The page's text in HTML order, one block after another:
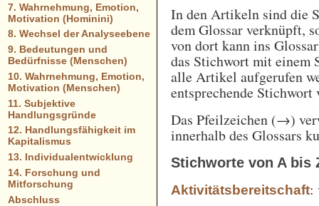
In den Artikeln sind die
dem Glossar verknüpft,
von dort kann ins
das Stichwort mit einem
alle Artikel aufgerufen
entsprechende Stichwort
Das Pfeilzeichen (→)
innerhalb des Glossars
Stichworte von A bis
Aktivitätsbereitschaft:
7. Wahrnehmung, Emotion,
Motivation (Hominini)
8. Wechsel der Analyseebene
9. Bedeutungen und
Bedürfnisse (Menschen)
10. Wahrnehmung, Emotion,
Motivation (Menschen)
11. Subjektive
Handlungsgründe
12. Handlungsfähigkeit im
Kapitalismus
13. Individualentwicklung
14. Forschung und
Mitforschung
Abschluss